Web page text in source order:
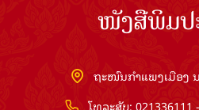
ໜັງສືພິມປ
ຖະໜົນກຳແພງເມືອງ
ໂທລະສັບ: